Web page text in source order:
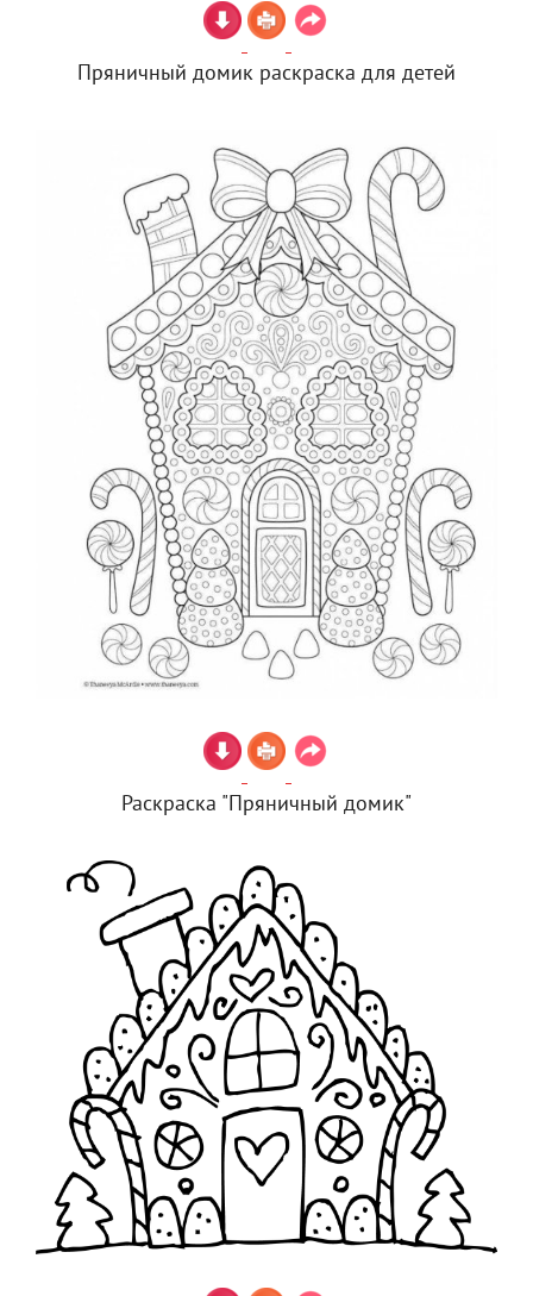
Пряничный домик раскраска для детей
Раскраска "Пряничный домик"